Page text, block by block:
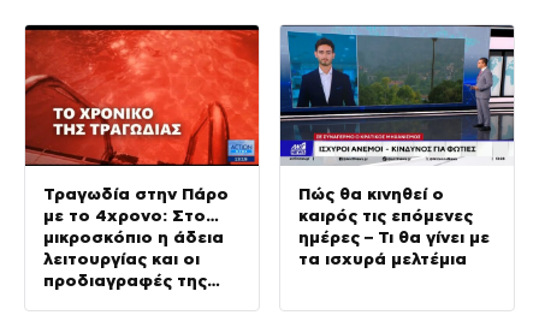
Τραγωδία στην Πάρο
με το 4χρονο: Στο…
μικροσκόπιο η άδεια
λειτουργίας και οι
προδιαγραφές της
Πώς θα κινηθεί ο
καιρός τις επόμενες
ημέρες – Τι θα γίνει με
τα ισχυρά μελτέμια